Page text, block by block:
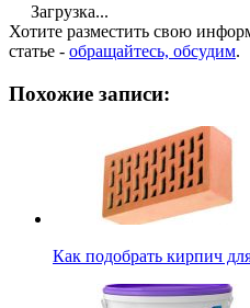
Загрузка...
Хотите разместить свою
статье - обращайтесь, обсудим.
Похожие записи:
Как подобрать кирпич